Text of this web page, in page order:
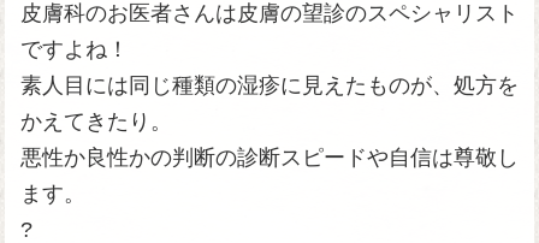
皮膚科のお医者さんは皮膚の望診のスペシャリスト
ですよね！
素人目には同じ種類の湿疹に見えたものが、処方を
かえてきたり。
悪性か良性かの判断の診断スピードや自信は尊敬し
ます。
?